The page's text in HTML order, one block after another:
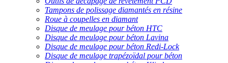
Tampons de polissage diamantés en résine
Roue à coupelles en diamant
Disque de meulage pour béton HTC
Disque de meulage pour béton Lavina
Disque de meulage pour béton Redi-Lock
Disque de meulage trapézoïdal pour béton